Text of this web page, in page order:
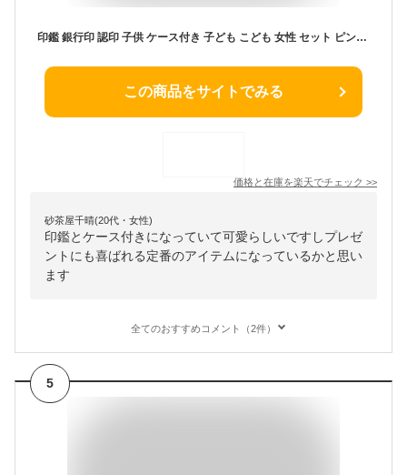
印鑑 銀行印 認印 子供 ケース付き 子ども こども 女性 セット ピンク かわいい 名入れ 刻印 メッセージ 出産祝い プレゼント ギフト お年玉 貯金 出生体重貯金 赤ちゃん 男の子 女の子 NAMEinKAN 卒業 記念品 releaf レリーフ
この商品をサイトでみる
価格と在庫を楽天でチェック >>
砂茶屋千晴(20代・女性)
印鑑とケース付きになっていて可愛らしいですしプレゼ
ントにも喜ばれる定番のアイテムになっているかと思い
ます
全てのおすすめコメント（2件）
5